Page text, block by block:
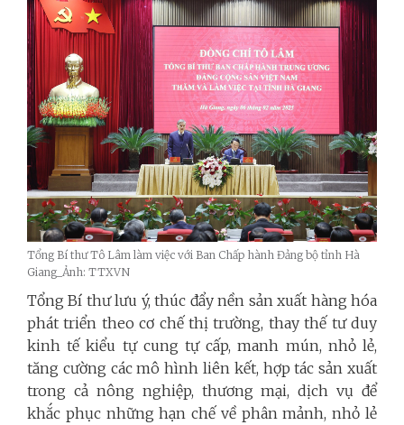
Tổng Bí thư Tô Lâm làm việc với Ban Chấp hành Đảng bộ tỉnh Hà
Giang_Ảnh: TTXVN
Tổng Bí thư lưu ý, thúc đẩy nền sản xuất hàng hóa
phát triển theo cơ chế thị trường, thay thế tư duy
kinh tế kiểu tự cung tự cấp, manh mún, nhỏ lẻ,
tăng cường các mô hình liên kết, hợp tác sản xuất
trong cả nông nghiệp, thương mại, dịch vụ để
khắc phục những hạn chế về phân mảnh, nhỏ lẻ